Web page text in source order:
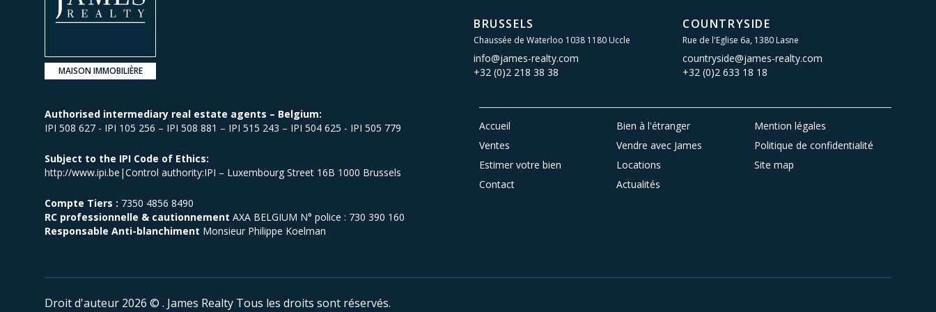
MAISON IMMOBILIÈRE
BRUSSELS
Chaussée de Waterloo 1038 1180 Uccle
info@james-realty.com
+32 (0)2 218 38 38
COUNTRYSIDE
Rue de l'Eglise 6a, 1380 Lasne
countryside@james-realty.com
+32 (0)2 633 18 18
Authorised intermediary real estate agents – Belgium:
IPI 508 627 - IPI 105 256 – IPI 508 881 – IPI 515 243 – IPI 504 625 - IPI 505 779
Subject to the IPI Code of Ethics:
http://www.ipi.be|Control authority:IPI – Luxembourg Street 16B 1000 Brussels
Compte Tiers : 7350 4856 8490
RC professionnelle & cautionnement AXA BELGIUM N° police : 730 390 160
Responsable Anti-blanchiment Monsieur Philippe Koelman
Accueil Bien à l'étranger
Mention légales
Ventes
Vendre avec James
Politique de confidentialité
Estimer votre bien
Locations
Site map
Contact
Actualités
Droit d'auteur 2026 © . James Realty Tous les droits sont réservés.